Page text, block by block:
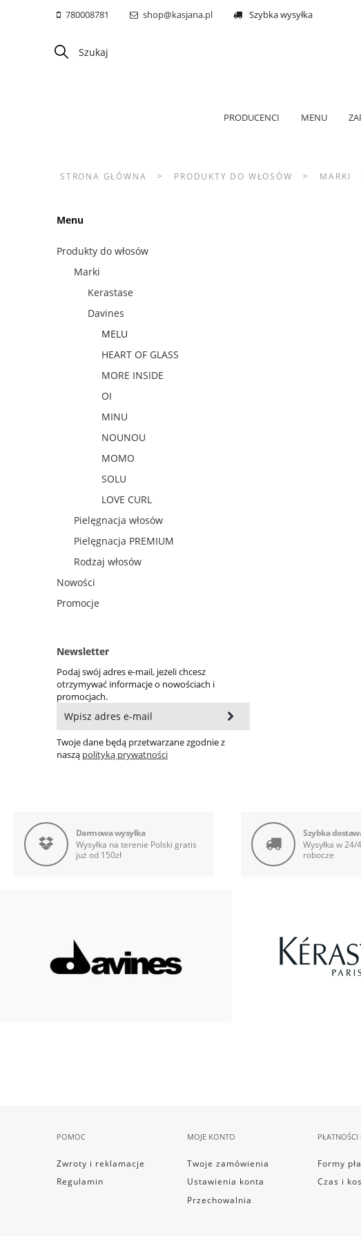
780008781 shop@kasjana.pl Szybka wysyłka
PRODUCENCI MENU
STRONA GŁÓWNA > PRODUKTY DO WŁOSÓW > MARKI
Menu
Produkty do włosów
Marki
Kerastase
Davines
MELU
HEART OF GLASS
MORE INSIDE
OI
MINU
NOUNOU
MOMO
SOLU
LOVE CURL
Pielęgnacja włosów
Pielęgnacja PREMIUM
Rodzaj włosów
Nowości
Promocje
Newsletter
Podaj swój adres e-mail, jeżeli chcesz
otrzymywać informacje o nowościach i
promocjach.
Twoje dane będą przetwarzane zgodnie z
naszą polityką prywatności
Darmowa wysyłka
Wysyłka na terenie Polski gratis
już od 150zł
Szybka
Wysyłka w 24/
robocze
POMOC
Zwroty i reklamacje
Regulamin
MOJE KONTO
Twoje zamówienia
Ustawienia konta
Przechowalnia
Formy
Czas i